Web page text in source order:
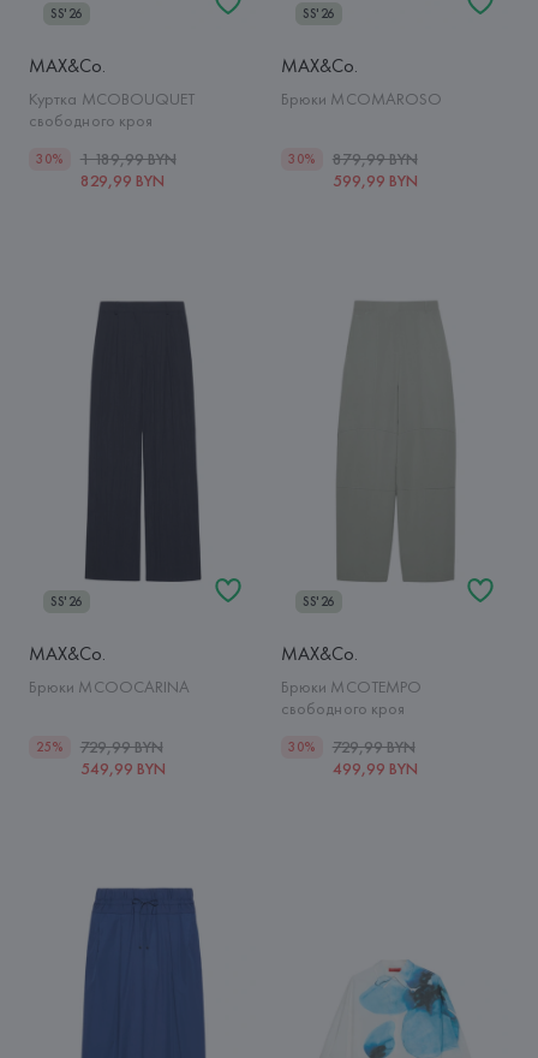
SS'26
MAX&Co.
Куртка MCOBOUQUET
свободного кроя
30%
1 189,99 BYN
829,99 BYN
SS'26
MAX&Co.
Брюки MCOMAROSO
30%
879,99 BYN
599,99 BYN
SS'26
MAX&Co.
Брюки MCOOCARINA
25%
729,99 BYN
549,99 BYN
SS'26
MAX&Co.
Брюки MCOTEMPO
свободного кроя
30%
729,99 BYN
499,99 BYN